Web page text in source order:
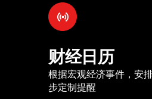
财经日历
根据宏观经济事件，安
步定制提醒